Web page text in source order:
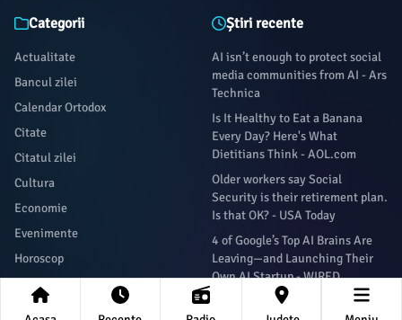
Categorii
Actualitate
Bancul zilei
Calendar Ortodox
Citate
Citatul zilei
Cultura
Economie
Evenimente
Horoscop
La povești
Știri recente
AI isn’t enough to protect social
media communities from AI - Ars
Technica
Is It Healthy to Eat a Banana
Every Day? Here's What
Dietitians Think - AOL.com
Older workers say Social
Security is their retirement plan.
Is that OK? - USA Today
4 of Google’s Top AI Brains Are
Leaving—and Launching Their
Own AI Startup - WIRED
Marvel Rivals’ next update